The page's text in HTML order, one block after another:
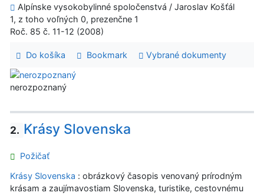
Alpínske vysokobylinné spoločenstvá / Jaroslav Košťál
1, z toho voľných 0, prezenčne 1
Roč. 85 č. 11-12 (2008)
Do košíka Bookmark Vybrané dokumenty
nerozpoznaný
2. Krásy Slovenska
Požičať
Krásy Slovenska : obrázkový časopis venovaný prírodným
krásam a zaujímavostiam Slovenska, turistike, cestovnému